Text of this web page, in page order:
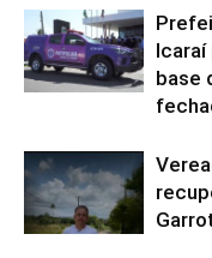
Icaraí
base